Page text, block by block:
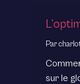
Par
sur le